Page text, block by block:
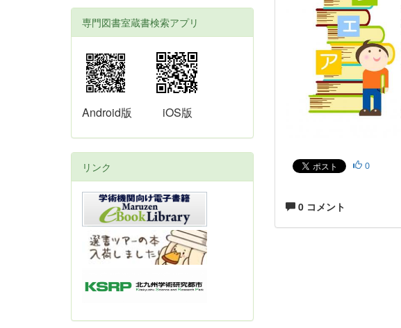
0
0 コメント
専門図書室蔵書検索アプリ
Android版 iOS版
リンク